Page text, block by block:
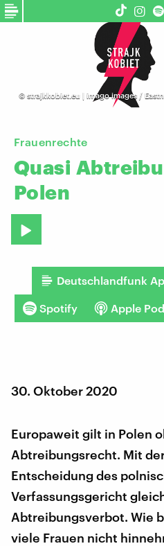
© strajkkobiet.eu | imago images /
Frauenrechte
Quasi
Polen
Deutschlandfunk
Spotify Apple
30. Oktober 2020
Europaweit gilt in Polen
Abtreibungsrecht. Mit
Entscheidung des
Verfassungsgericht
Abtreibungsverbot. Wie
viele Frauen nicht